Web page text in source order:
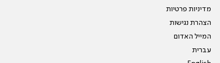
מדיניות פרטיות
הצהרת נגישות
המייל האדום
עברית